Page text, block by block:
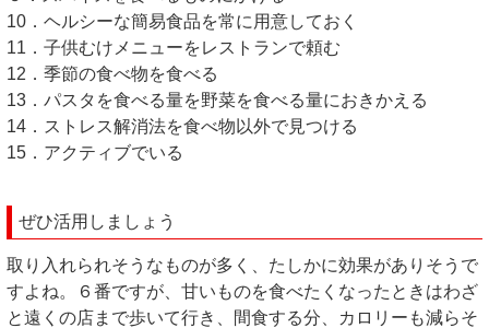
10．ヘルシーな簡易食品を常に用意しておく
11．子供むけメニューをレストランで頼む
12．季節の食べ物を食べる
13．パスタを食べる量を野菜を食べる量におきかえる
14．ストレス解消法を食べ物以外で見つける
15．アクティブでいる
ぜひ活用しましょう
取り入れられそうなものが多く、たしかに効果がありそうで
すよね。６番ですが、甘いものを食べたくなったときはわざ
と遠くの店まで歩いて行き、間食する分、カロリーも減らそ